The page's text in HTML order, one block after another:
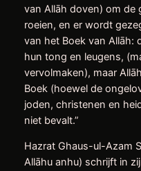
van Allāh doven) om de
roeien, en er wordt
van het Boek van Allāh:
hun tong en leugens,
vervolmaken), maar
Boek (hoewel de
joden, christenen en
niet bevalt.”
Hazrat Ghaus-ul-Azam
Allāhu anhu) schrijft in